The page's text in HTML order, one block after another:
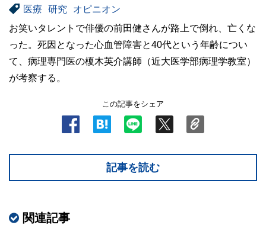
医療 研究
オピニオン
お笑いタレントで俳優の前田健さんが路上で倒れ、亡くな
った。死因となった心血管障害と40代という年齢につい
て、病理専門医の榎木英介講師（近大医学部病理学教室）
が考察する。
この記事をシェア
記事を読む
関連記事